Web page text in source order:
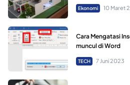
Ekonomi 10 Maret
Cara Mengatasi
muncul di Word
TECH 7 Juni 2023